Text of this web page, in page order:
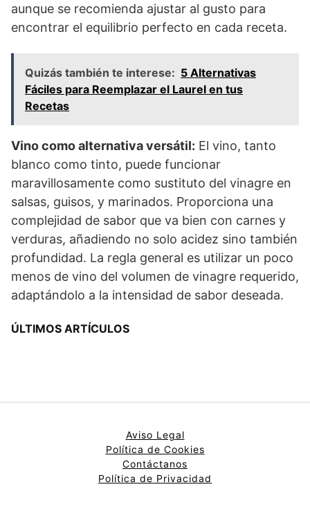
aunque se recomienda ajustar al gusto para
encontrar el equilibrio perfecto en cada receta.
Quizás también te interese: 5 Alternativas
Fáciles para Reemplazar el Laurel en tus
Recetas
Vino como alternativa versátil: El vino, tanto
blanco como tinto, puede funcionar
maravillosamente como sustituto del vinagre en
salsas, guisos, y marinados. Proporciona una
complejidad de sabor que va bien con carnes y
verduras, añadiendo no solo acidez sino también
profundidad. La regla general es utilizar un poco
menos de vino del volumen de vinagre requerido,
adaptándolo a la intensidad de sabor deseada.
ÚLTIMOS ARTÍCULOS
Aviso Legal
Política de Cookies
Contáctanos
Política de Privacidad